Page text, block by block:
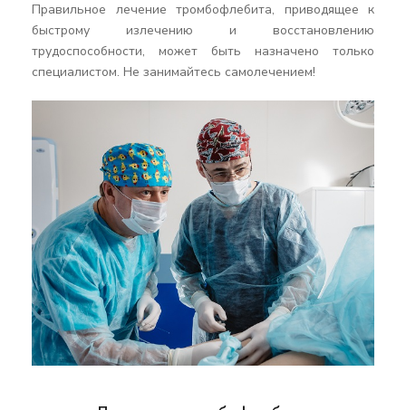
Правильное лечение тромбофлебита, приводящее к
быстрому излечению и восстановлению
трудоспособности, может быть назначено только
специалистом. Не занимайтесь самолечением!